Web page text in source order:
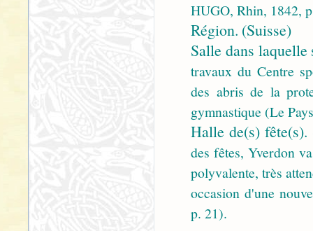
HUGO, Rhin, 1842,
Région. (Suisse)
Salle dans
travaux du Centre
des abris de la
gymnastique (Le
Halle de(s) fête(s).
des fêtes, Yverdon
polyvalente, très
occasion d'une
p. 21).